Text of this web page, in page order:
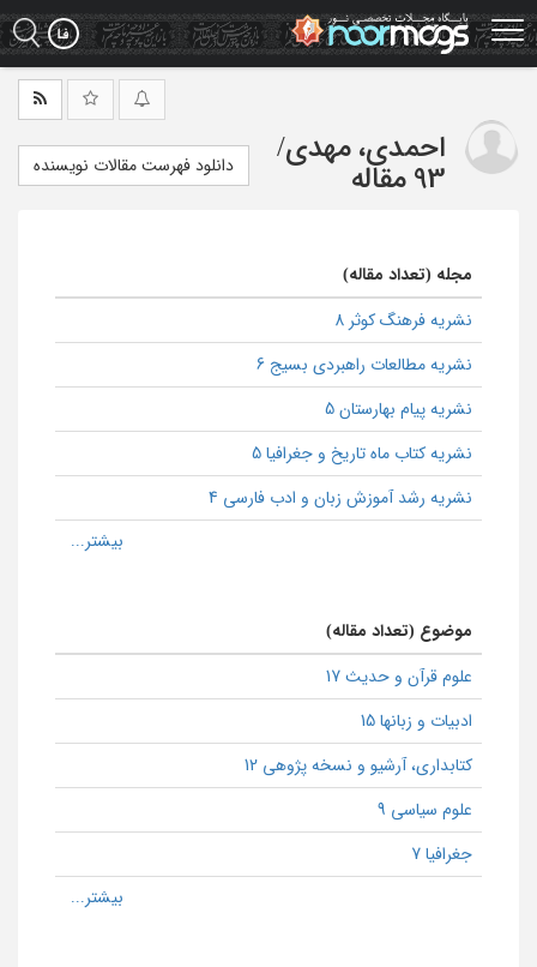
Skip
to
main
احمدی، مهدی/
93 مقاله
دانلود فهرست مقالات نویسنده
مجله (تعداد مقاله)
نشریه فرهنگ کوثر 8
نشریه مطالعات راهبردی بسیج 6
نشریه پیام بهارستان 5
نشریه کتاب ماه تاریخ و جغرافیا 5
نشریه رشد آموزش زبان و ادب فارسی 4
موضوع (تعداد مقاله)
علوم قرآن و حدیث 17
ادبیات و زبانها 15
كتابداری، آرشیو و نسخه پژوهی 12
علوم سیاسی 9
جغرافیا 7